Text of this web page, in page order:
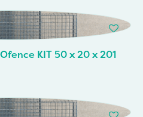
KIT 50 x 20 x 201